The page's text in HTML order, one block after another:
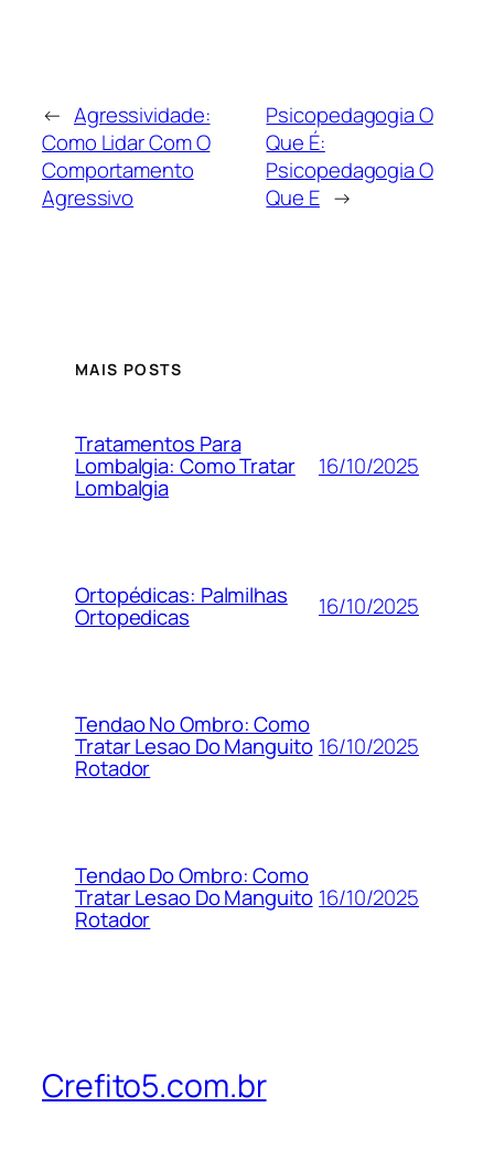
← Agressividade:
Como Lidar Com O
Comportamento
Agressivo
Psicopedagogia O
Que É:
Psicopedagogia O
Que E →
MAIS POSTS
Tratamentos Para
Lombalgia: Como Tratar
Lombalgia
16/10/2025
Ortopédicas: Palmilhas
Ortopedicas 16/10/2025
Tendao No Ombro: Como
Tratar Lesao Do Manguito
Rotador
16/10/2025
Tendao Do Ombro: Como
Tratar Lesao Do Manguito
Rotador
16/10/2025
Crefito5.com.br